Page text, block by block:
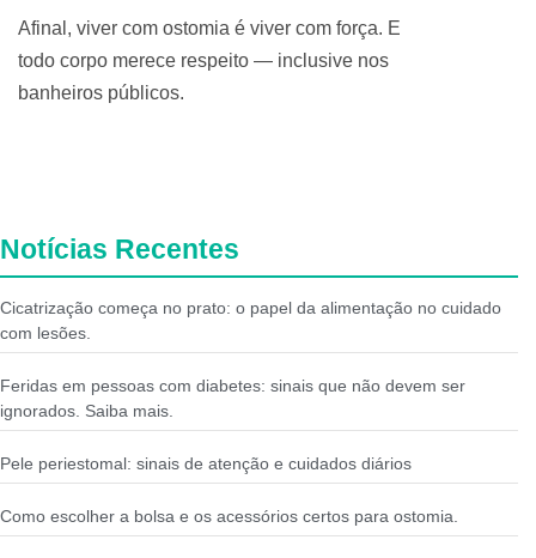
Afinal, viver com ostomia é viver com força. E
todo corpo merece respeito — inclusive nos
banheiros públicos.
Notícias Recentes
Cicatrização começa no prato: o papel da alimentação no cuidado
com lesões.
Feridas em pessoas com diabetes: sinais que não devem ser
ignorados. Saiba mais.
Pele periestomal: sinais de atenção e cuidados diários
Como escolher a bolsa e os acessórios certos para ostomia.